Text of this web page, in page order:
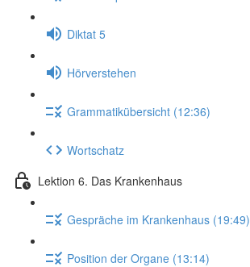
Diktat 5
Hörverstehen
Grammatikübersicht (12:36)
Wortschatz
Lektion 6. Das Krankenhaus
Gespräche im Krankenhaus (19:49)
Position der Organe (13:14)